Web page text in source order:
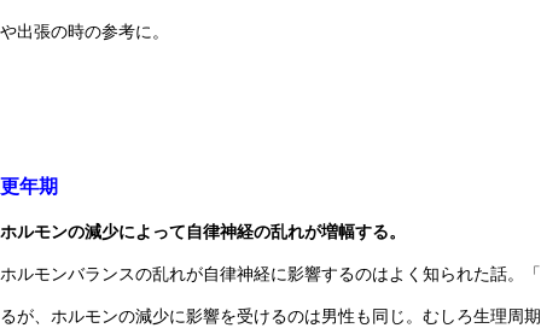
や出張の時の参考に。
更年期
ホルモンの減少によって自律神経の乱れが増幅する。
ホルモンバランスの乱れが自律神経に影響するのはよく知られた話。
るが、ホルモンの減少に影響を受けるのは男性も同じ。むしろ生理周